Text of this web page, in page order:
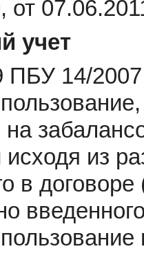
от
учет
ПБУ 14/
из
в